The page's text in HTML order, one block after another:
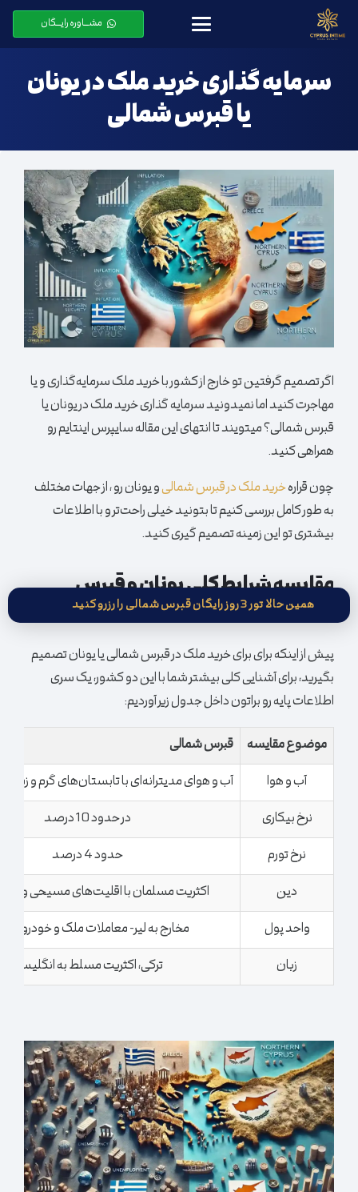
مشـــاوره رایـــگان
سرمایه گذاری خرید ملک در یونان
یا قبرس شمالی
اگر تصمیم گرفتین تو خارج از کشور با خرید ملک سرمایه‌گذاری و یا
مهاجرت کنید اما نمیدونید سرمایه گذاری خرید ملک در یونان یا
قبرس شمالی؟ میتویند تا انتهای این مقاله سایپرس اینتایم رو
همراهی کنید.
چون قرارهخرید ملک در قبرس شمالیو یونان رو ، از جهات مختلف
به طور کامل بررسی کنیم تا بتونید خیلی راحت‌تر و با اطلاعات
بیشتری تو این زمینه تصمیم گیری کنید.
مقایسه شرایط کلی یونان و قبرس
شمالی برای خرید ملک
پیش از اینکه برای برای خرید ملک در قبرس شمالی یا یونان تصمیم
بگیرید، برای آشنایی کلی بیشتر شما با این دو کشور، یک سری
اطلاعات پایه رو براتون داخل جدول زیر آوردیم:
موضوع مقایسه
قبرس شمالی
آب و هوا
آب و هوای مدیترانه‌ای با تابستان‌های گرم و
نرخ بیکاری
در حدود 10 درصد
نرخ تورم
حدود 4 درصد
دین
اکثریت مسلمان با اقلیت‌های مسیحی و
واحد پول
مخارج به لیر- معاملات ملک و خودرو به
زبان
ترکی، اکثریت مسلط به انگلیسی
همین حالا تور 3 روز رایگان قبرس شمالی را رزرو کنید